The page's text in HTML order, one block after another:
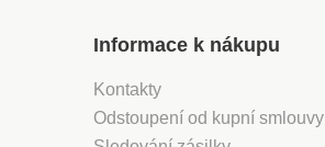
Informace k nákupu
Kontakty
Odstoupení od kupní smlouvy